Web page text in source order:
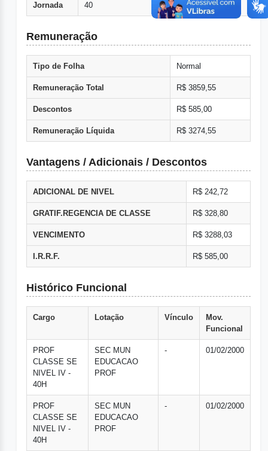
Jornada 40
Remuneração
Tipo de Folha Normal
Remuneração Total R$ 3859,55
Descontos R$ 585,00
Remuneração Líquida R$ 3274,55
Vantagens / Adicionais / Descontos
ADICIONAL DE NIVEL R$ 242,72
GRATIF.REGENCIA DE CLASSE R$ 328,80
VENCIMENTO R$ 3288,03
I.R.R.F. R$ 585,00
Histórico Funcional
Cargo Lotação Vínculo
Mov.
Funcional
PROF
CLASSE SE
NIVEL IV -
40H
SEC MUN
EDUCACAO
PROF
- 01/02/2000
PROF
CLASSE SE
NIVEL IV -
40H
SEC MUN
EDUCACAO
PROF
- 01/02/2000